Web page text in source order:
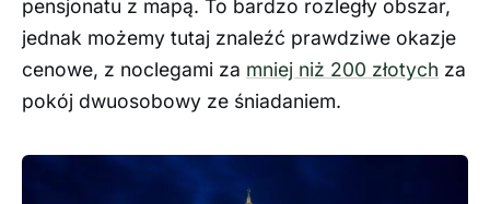
pensjonatu z mapą. To bardzo rozległy obszar,
jednak możemy tutaj znaleźć prawdziwe okazje
cenowe, z noclegami za mniej niż 200 złotych za
pokój dwuosobowy ze śniadaniem.